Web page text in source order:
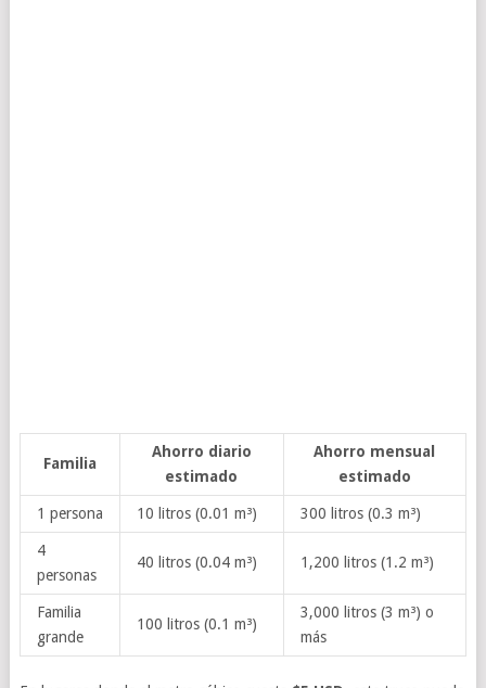
Familia
Ahorro diario
estimado
Ahorro mensual
estimado
1 persona 10 litros (0.01 m³) 300 litros (0.3 m³)
4
personas
40 litros (0.04 m³) 1,200 litros (1.2 m³)
Familia
grande
100 litros (0.1 m³)
3,000 litros (3 m³) o
más